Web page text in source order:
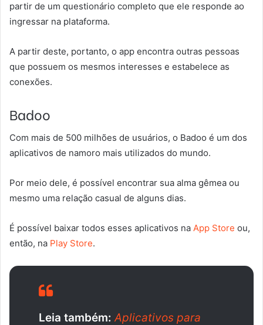
partir de um questionário completo que ele responde ao
ingressar na plataforma.
A partir deste, portanto, o app encontra outras pessoas
que possuem os mesmos interesses e estabelece as
conexões.
Badoo
Com mais de 500 milhões de usuários, o Badoo é um dos
aplicativos de namoro mais utilizados do mundo.
Por meio dele, é possível encontrar sua alma gêmea ou
mesmo uma relação casual de alguns dias.
É possível baixar todos esses aplicativos na App Store ou,
então, na Play Store.
Leia também: Aplicativos para